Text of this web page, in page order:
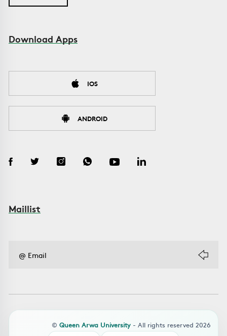
Download Apps
IOS
ANDROID
Maillist
© Queen Arwa University - All rights reserved 2026